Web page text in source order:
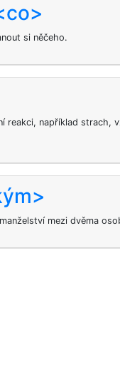
si něčeho.
reakci, například strach,
mezi dvěma